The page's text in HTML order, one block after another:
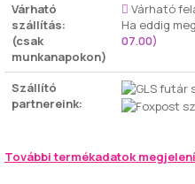
Várható
szállítás:
(csak
munkanapokon)
Várható
Ha eddig
07.00)
Szállító
partnereink:
További termékadatok